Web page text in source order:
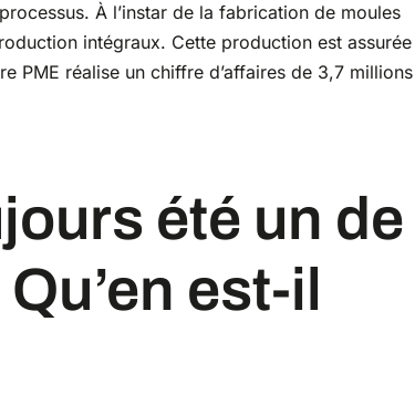
À l’instar de la fabrication de moules
intégraux. Cette production est
PME réalise un chiffre d’affaires de 3,7 millions
est-il